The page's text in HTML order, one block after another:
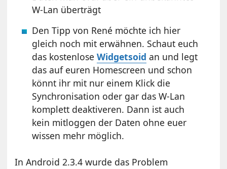
W-Lan überträgt
Den Tipp von René möchte ich hier
gleich noch mit erwähnen. Schaut euch
das kostenloseWidgetsoid an und legt
das auf euren Homescreen und schon
könnt ihr mit nur einem Klick die
Synchronisation oder gar das W-Lan
komplett deaktiveren. Dann ist auch
kein mitloggen der Daten ohne euer
wissen mehr möglich.
In Android 2.3.4 wurde das Problem